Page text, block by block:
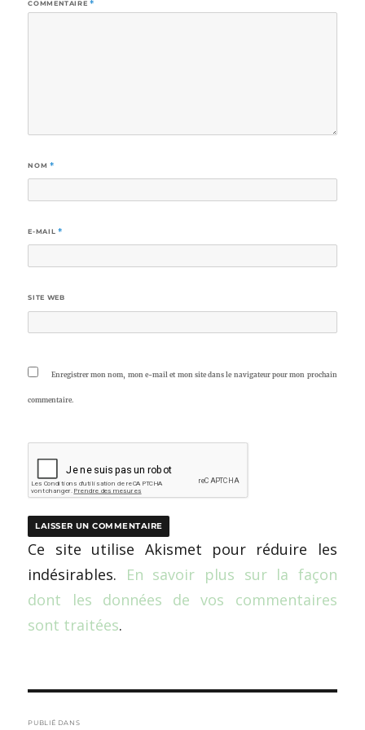
COMMENTAIRE *
NOM *
E-MAIL *
SITE WEB
Enregistrer mon nom, mon e-mail et mon site dans le navigateur pour mon prochain
commentaire.
Ce site utilise Akismet pour réduire les
indésirables. En savoir plus sur la façon
dont les données de vos commentaires
sont traitées.
PUBLIÉ DANS